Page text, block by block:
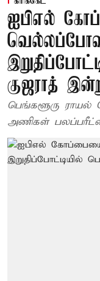
ஐபிஎல்
குஜராத்
பெங்களூரு
அணிகள்